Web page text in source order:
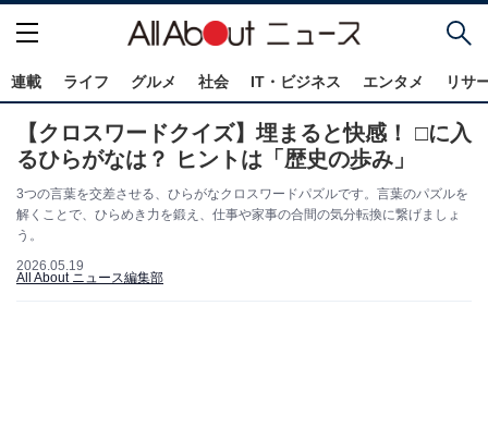
連載 ライフ グルメ 社会 IT・ビジネス エンタメ リサ
【クロスワードクイズ】埋まると快感！ □に入
るひらがなは？ ヒントは「歴史の歩み」
3つの言葉を交差させる、ひらがなクロスワードパズルです。言葉のパズルを
解くことで、ひらめき力を鍛え、仕事や家事の合間の気分転換に繋げましょ
う。
2026.05.19
All About ニュース編集部